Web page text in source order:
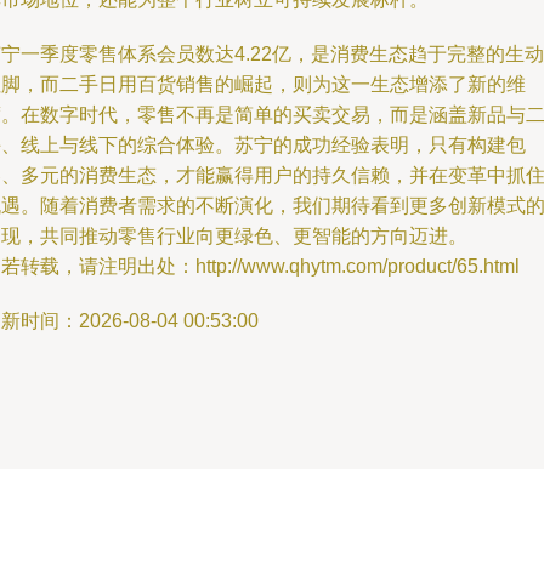
一季度零售体系会员数达4.22亿，是消费生态趋于完整的生动
，而二手日用百货销售的崛起，则为这一生态增添了新的维
在数字时代，零售不再是简单的买卖交易，而是涵盖新品与二
线上与线下的综合体验。苏宁的成功经验表明，只有构建包
多元的消费生态，才能赢得用户的持久信赖，并在变革中抓住
。随着消费者需求的不断演化，我们期待看到更多创新模式的
，共同推动零售行业向更绿色、更智能的方向迈进。
转载，请注明出处：http://www.qhytm.com/product/65.html
时间：2026-08-04 00:53:00